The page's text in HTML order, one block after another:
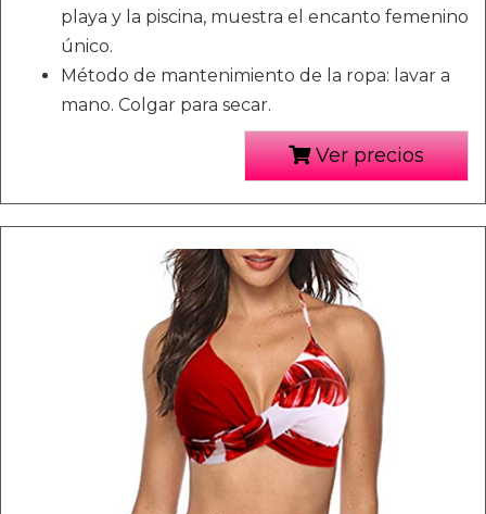
playa y la piscina, muestra el encanto femenino
único.
Método de mantenimiento de la ropa: lavar a
mano. Colgar para secar.
Ver precios